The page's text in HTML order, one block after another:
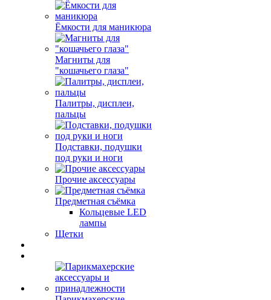
Ёмкости для маникюра
Магниты для
"кошачьего глаза"
Палитры, дисплеи,
пальцы
Подставки, подушки
под руки и ноги
Прочие аксессуары
Предметная съёмка
Кольцевые LED
лампы
Щетки